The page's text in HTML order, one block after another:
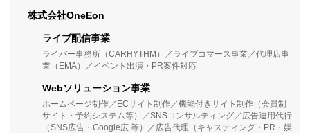
株式会社OneEon
ライブ配信事業
ライバー事務所（CARHYTHM）／ライブコマース事業／代理店事
業（EMA）／イベント出演・PR案件対応
Webソリューション事業
ホームページ制作／ECサイト制作／機能付きサイト制作（会員制
サイト・予約システム等）／SNSコンサルティング／広告運用代行
（SNS広告・Google広 等）／広告代理（キャスティング・PR・媒